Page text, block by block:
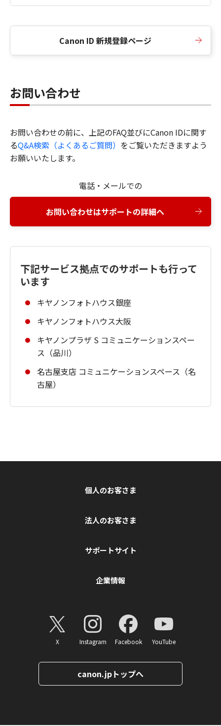
Canon ID 新規登録ページ
お問い合わせ
お問い合わせの前に、上記のFAQ並びにCanon IDに関す
るQ&A検索（よくあるご質問） をご覧いただきますよう
お願いいたします。
電話・メールでの
お問い合わせはサポートの詳細へ
下記サービス拠点でのサポートも行って
います
キヤノンフォトハウス銀座
キヤノンフォトハウス大阪
キヤノンプラザ S コミュニケーションスペー
ス（品川）
名古屋支店 コミュニケーションスペース（名
古屋）
個人のお客さま
法人のお客さま
サポートサイト
企業情報
X Instagram Facebook YouTube
canon.jpトップへ